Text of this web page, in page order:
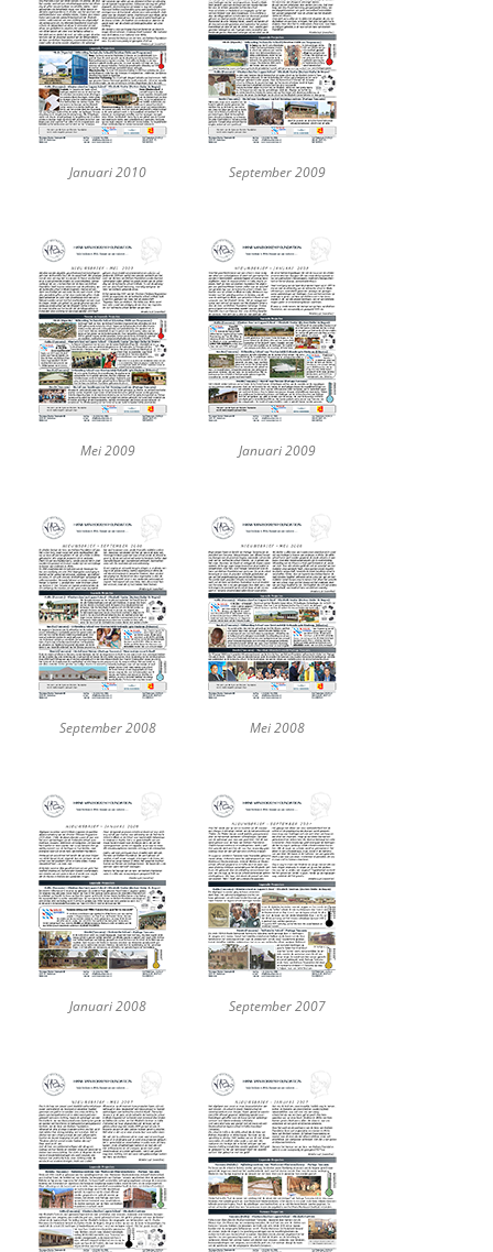
Januari 2010 September 2009
Mei 2009 Januari 2009
September 2008 Mei 2008
Januari 2008 September 2007